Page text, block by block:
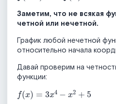
Заметим, что не всякая
четной или нечетной.
График любой нечетной
относительно начала
Давай проверим на
функции:
fx= 3 -x 2+